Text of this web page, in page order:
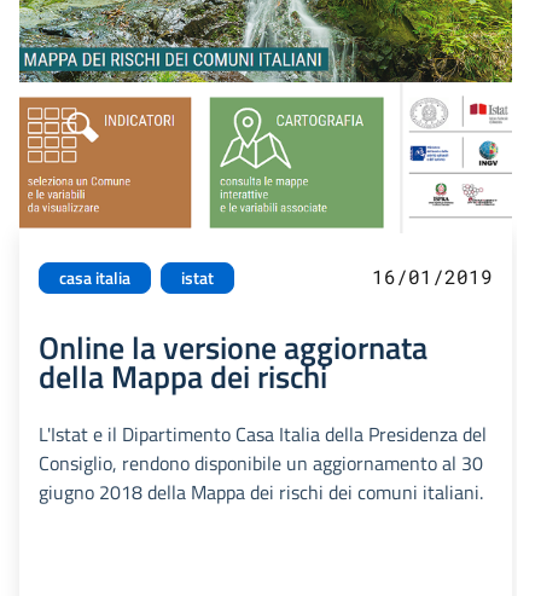
casa italia istat 16/01/2019
Online la versione aggiornata
della Mappa dei rischi
L'Istat e il Dipartimento Casa Italia della Presidenza del
Consiglio, rendono disponibile un aggiornamento al 30
giugno 2018 della Mappa dei rischi dei comuni italiani.